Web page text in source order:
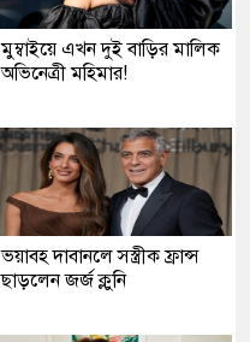
মুম্বাইয়ে এখন দুই বাড়ির মালিক
অভিনেত্রী মহিমার!
ভয়াবহ দাবানলে সস্ত্রীক ফ্রান্স
ছাড়লেন জর্জ ক্লুনি